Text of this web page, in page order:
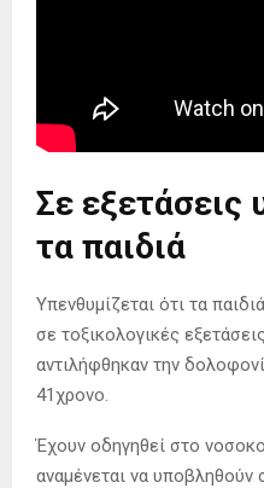
Σε εξετάσεις
τα παιδιά
Υπενθυμίζεται ότι τα
σε τοξικολογικές
αντιλήφθηκαν την
41χρονο.
Έχουν οδηγηθεί στο
αναμένεται να